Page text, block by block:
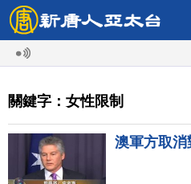
關鍵字：女性限制
澳軍方取消